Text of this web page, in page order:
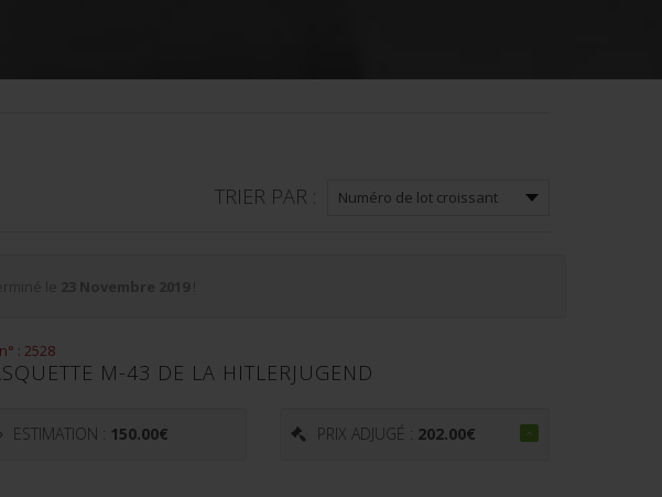
TRIER PAR :
: 2528
M-43 DE LA HITLERJUGEND
ESTIMATION : 150.00€ PRIX ADJUGÉ : 202.00€